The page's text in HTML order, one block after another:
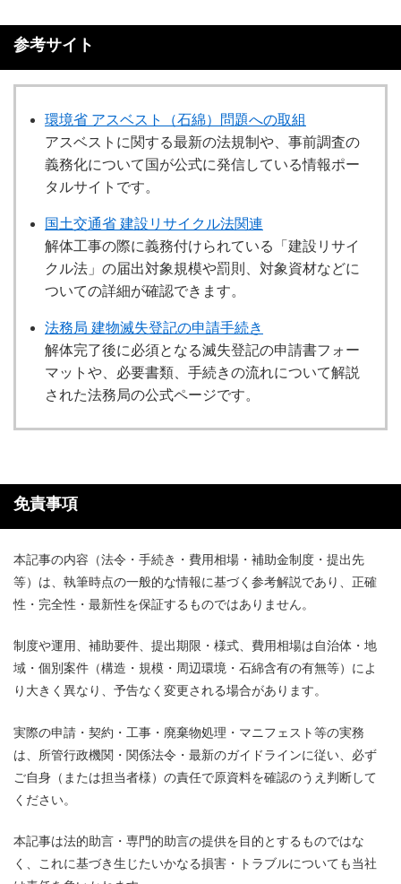
参考サイト
環境省 アスベスト（石綿）問題への取組
アスベストに関する最新の法規制や、事前調査の
義務化について国が公式に発信している情報ポー
タルサイトです。
国土交通省 建設リサイクル法関連
解体工事の際に義務付けられている「建設リサイ
クル法」の届出対象規模や罰則、対象資材などに
ついての詳細が確認できます。
法務局 建物滅失登記の申請手続き
解体完了後に必須となる滅失登記の申請書フォー
マットや、必要書類、手続きの流れについて解説
された法務局の公式ページです。
免責事項
本記事の内容（法令・手続き・費用相場・補助金制度・提出先
等）は、執筆時点の一般的な情報に基づく参考解説であり、正確
性・完全性・最新性を保証するものではありません。
制度や運用、補助要件、提出期限・様式、費用相場は自治体・地
域・個別案件（構造・規模・周辺環境・石綿含有の有無等）によ
り大きく異なり、予告なく変更される場合があります。
実際の申請・契約・工事・廃棄物処理・マニフェスト等の実務
は、所管行政機関・関係法令・最新のガイドラインに従い、必ず
ご自身（または担当者様）の責任で原資料を確認のうえ判断して
ください。
本記事は法的助言・専門的助言の提供を目的とするものではな
く、これに基づき生じたいかなる損害・トラブルについても当社